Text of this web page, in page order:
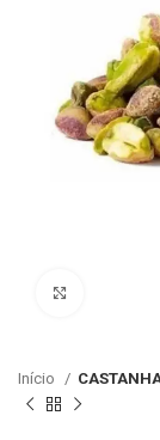
Início